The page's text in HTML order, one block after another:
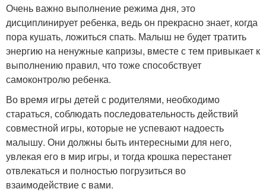
Очень важно выполнение режима дня, это
дисциплинирует ребенка, ведь он прекрасно знает, когда
пора кушать, ложиться спать. Малыш не будет тратить
энергию на ненужные капризы, вместе с тем привыкает к
выполнению правил, что тоже способствует
самоконтролю ребенка.
Во время игры детей с родителями, необходимо
стараться, соблюдать последовательность действий
совместной игры, которые не успевают надоесть
малышу. Они должны быть интересными для него,
увлекая его в мир игры, и тогда крошка перестанет
отвлекаться и полностью погрузиться во
взаимодействие с вами.